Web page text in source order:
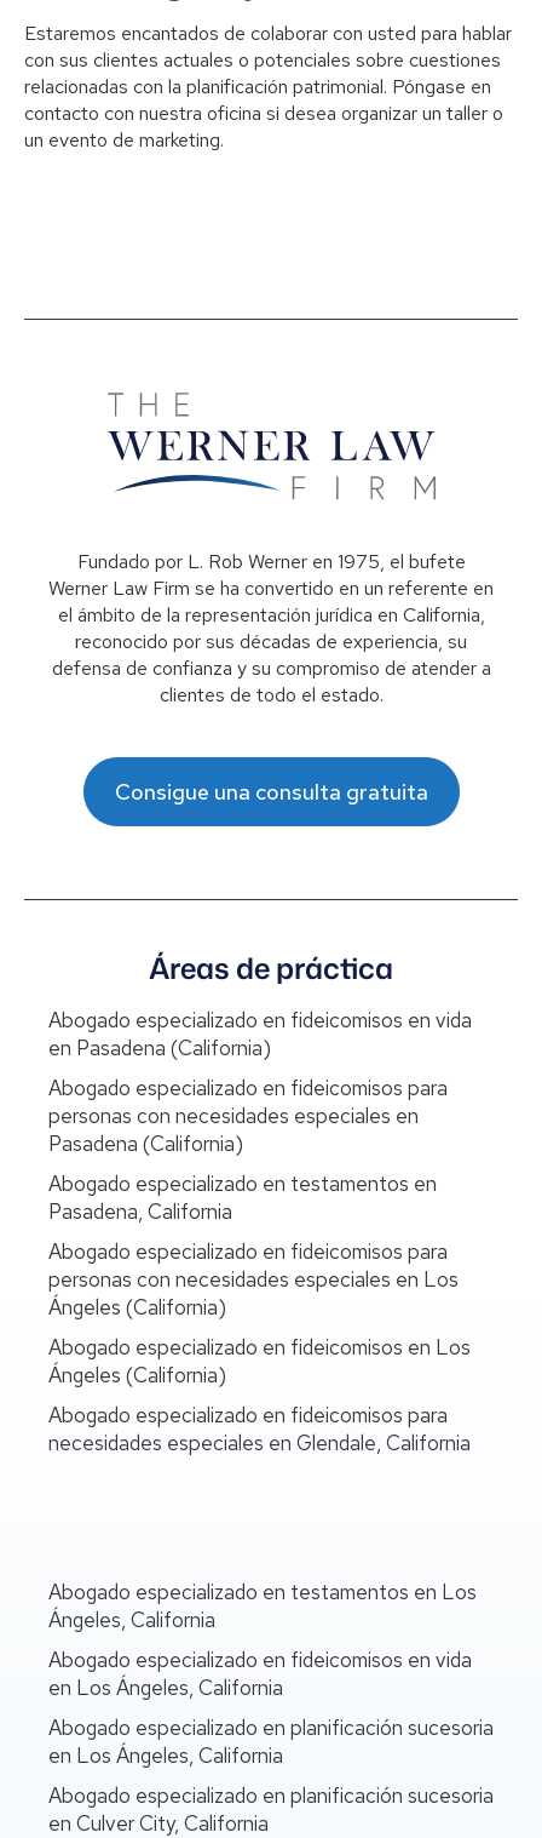
Estaremos encantados de colaborar con usted para hablar
con sus clientes actuales o potenciales sobre cuestiones
relacionadas con la planificación patrimonial. Póngase en
contacto con nuestra oficina si desea organizar un taller o
un evento de marketing.
Fundado por L. Rob Werner en 1975, el bufete
Werner Law Firm se ha convertido en un referente en
el ámbito de la representación jurídica en California,
reconocido por sus décadas de experiencia, su
defensa de confianza y su compromiso de atender a
clientes de todo el estado.
Consigue una consulta gratuita
Áreas de práctica
Abogado especializado en fideicomisos en vida
en Pasadena (California)
Abogado especializado en fideicomisos para
personas con necesidades especiales en
Pasadena (California)
Abogado especializado en testamentos en
Pasadena, California
Abogado especializado en fideicomisos para
personas con necesidades especiales en Los
Ángeles (California)
Abogado especializado en fideicomisos en Los
Ángeles (California)
Abogado especializado en fideicomisos para
necesidades especiales en Glendale, California
Abogado especializado en testamentos en Los
Ángeles, California
Abogado especializado en fideicomisos en vida
en Los Ángeles, California
Abogado especializado en planificación sucesoria
en Los Ángeles, California
Abogado especializado en planificación sucesoria
en Culver City, California